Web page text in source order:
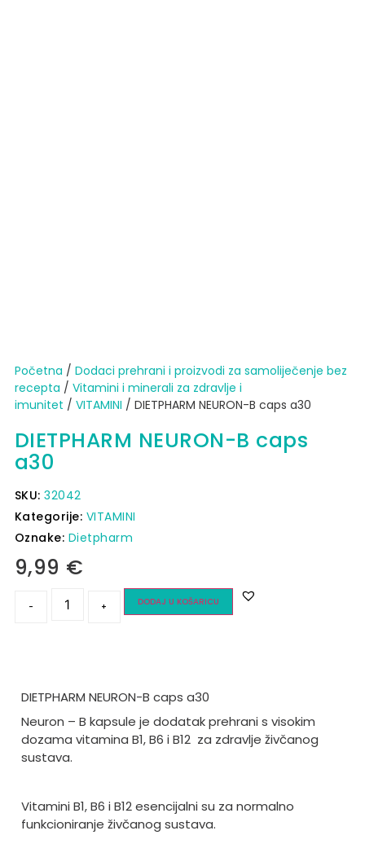
Početna / Dodaci prehrani i proizvodi za samoliječenje bez
recepta / Vitamini i minerali za zdravlje i
imunitet / VITAMINI / DIETPHARM NEURON-B caps a30
DIETPHARM NEURON-B caps
a30
SKU:32042
Kategorije: VITAMINI
Oznake: Dietpharm
9,99 €
- + DODAJ U KOŠARICU
DIETPHARM NEURON-B caps a30
Neuron – B kapsule je dodatak prehrani s visokim
dozama vitamina B1, B6 i B12 za zdravlje živčanog
sustava.
Vitamini B1, B6 i B12 esencijalni su za normalno
funkcioniranje živčanog sustava.